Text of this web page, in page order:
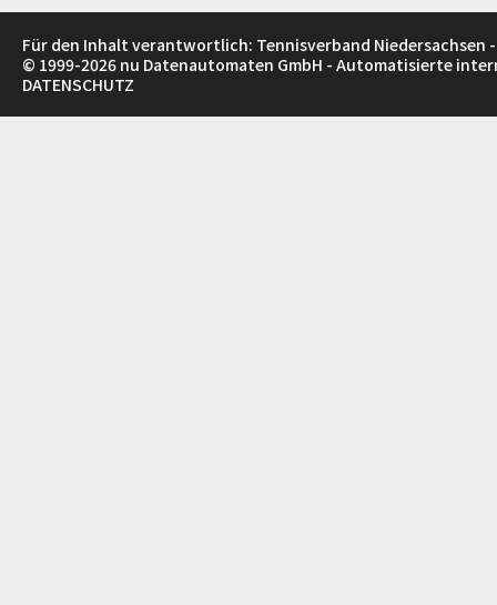
Für den Inhalt verantwortlich: Tennisverband Niedersachsen -
© 1999-2026 nu Datenautomaten GmbH - Automatisierte
DATENSCHUTZ